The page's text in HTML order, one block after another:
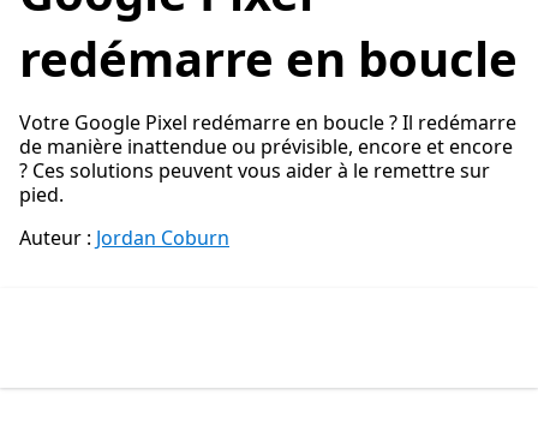
redémarre en boucle
Votre Google Pixel redémarre en boucle ? Il redémarre
de manière inattendue ou prévisible, encore et encore
? Ces solutions peuvent vous aider à le remettre sur
pied.
Auteur : Jordan Coburn